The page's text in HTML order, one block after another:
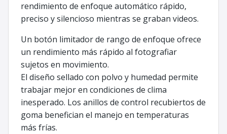
rendimiento de enfoque automático rápido,
preciso y silencioso mientras se graban videos.
Un botón limitador de rango de enfoque ofrece
un rendimiento más rápido al fotografiar
sujetos en movimiento.
El diseño sellado con polvo y humedad permite
trabajar mejor en condiciones de clima
inesperado. Los anillos de control recubiertos de
goma benefician el manejo en temperaturas
más frías.